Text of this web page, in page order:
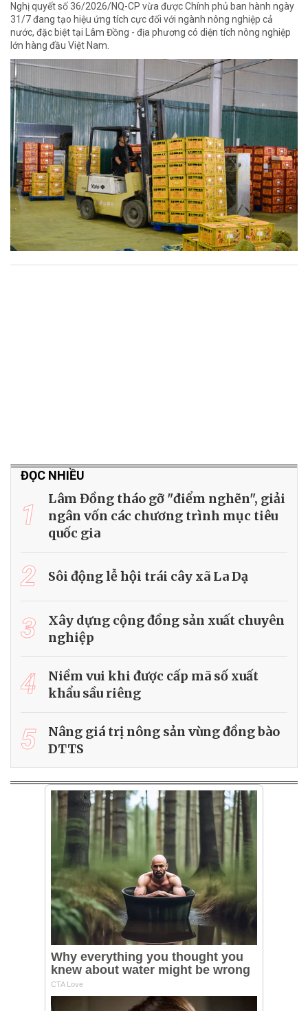
Nghị quyết số 36/2026/NQ-CP vừa được Chính phủ ban hành ngày
31/7 đang tạo hiệu ứng tích cực đối với ngành nông nghiệp cả
nước, đặc biệt tại Lâm Đồng - địa phương có diện tích nông nghiệp
lớn hàng đầu Việt Nam.
ĐỌC NHIỀU
1
Lâm Đồng tháo gỡ "điểm nghẽn", giải
ngân vốn các chương trình mục tiêu
quốc gia
2 Sôi động lễ hội trái cây xã La Dạ
3
Xây dựng cộng đồng sản xuất chuyên
nghiệp
4
Niềm vui khi được cấp mã số xuất
khẩu sầu riêng
5
Nâng giá trị nông sản vùng đồng bào
DTTS